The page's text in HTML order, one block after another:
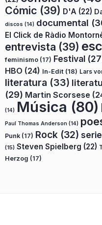
Cómic (39) D'A (22)
discos (14) documental
El Click de Ràdio
entrevista (39)
feminismo (17) Festival
HBO (24) In-Edit (18) Lars
literatura (33)
(29) Martin Scorsese
(14) Música (80)
Paul Thomas Anderson (14)
Punk (17) Rock (32) serie
(15) Steven Spielberg (22)
Herzog (17)